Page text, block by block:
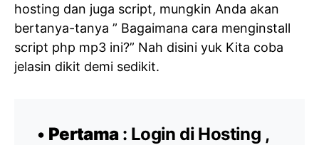
hosting dan juga script, mungkin Anda akan
bertanya-tanya ” Bagaimana cara menginstall
script php mp3 ini?” Nah disini yuk Kita coba
jelasin dikit demi sedikit.
• Pertama: Login di Hosting ,